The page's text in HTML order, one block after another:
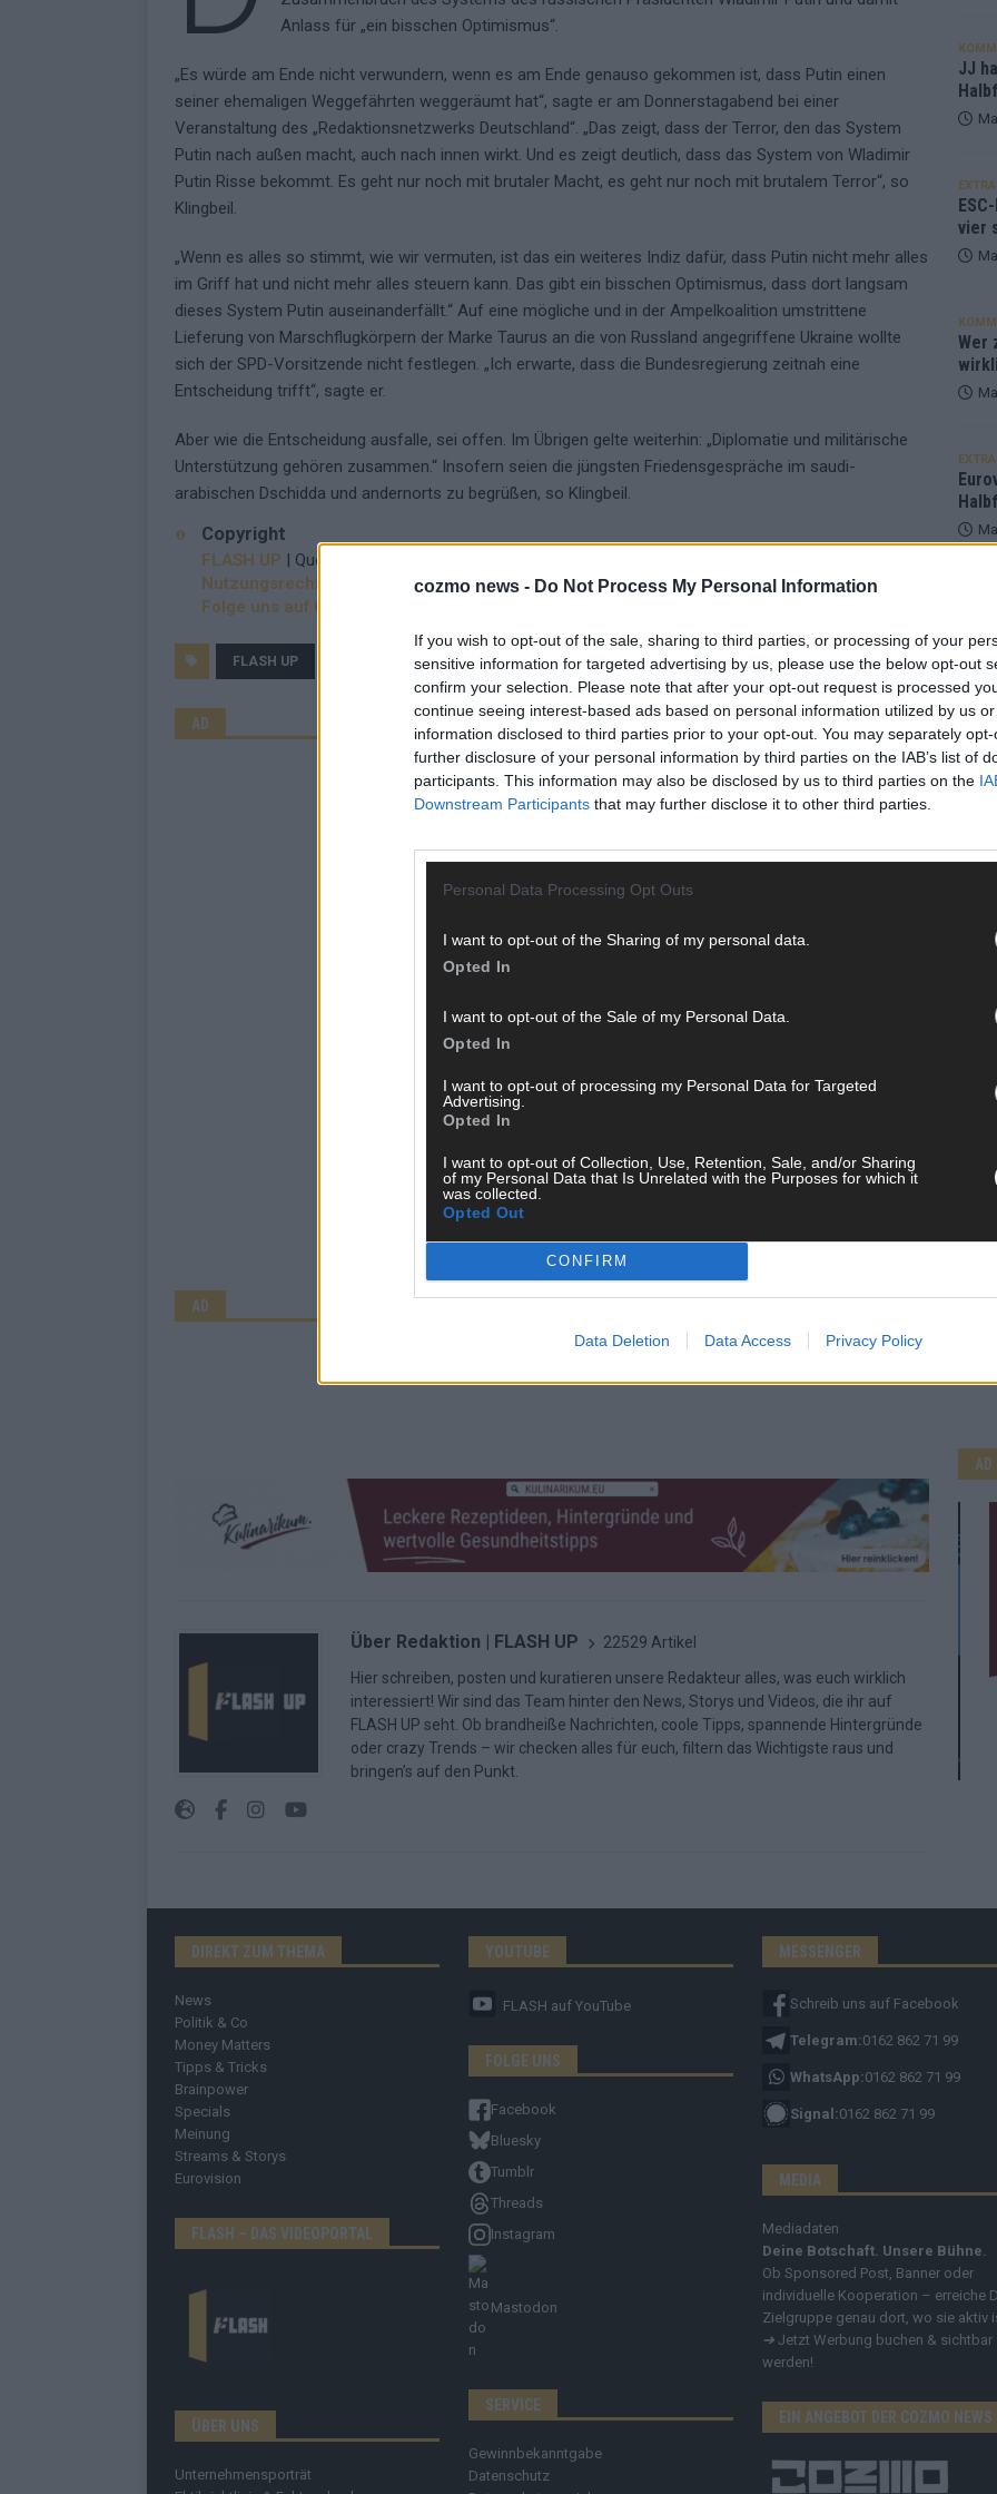
cozmo news - Do Not Process My Personal Information
If you wish to opt-out of the sale, sharing to third parties, or processing of your
sensitive information for targeted advertising by us, please use the below opt-out
confirm your selection. Please note that after your opt-out request is processed
continue seeing interest-based ads based on personal information utilized by us
information disclosed to third parties prior to your opt-out. You may separately
further disclosure of your personal information by third parties on the IAB’s list of
participants. This information may also be disclosed by us to third parties on the
Downstream Participants that may further disclose it to other third parties.
Personal Data Processing Opt Outs
I want to opt-out of the Sharing of my personal data.
Opted In
I want to opt-out of the Sale of my Personal Data.
Opted In
I want to opt-out of processing my Personal Data for Targeted
Advertising.
Opted In
I want to opt-out of Collection, Use, Retention, Sale, and/or Sharing
of my Personal Data that Is Unrelated with the Purposes for which it
was collected.
Opted Out
CONFIRM
Data Deletion Data Access Privacy Policy
Anlass für „ein bisschen Optimismus“.
„Es würde am Ende nicht verwundern, wenn es am Ende genauso gekommen ist, dass Putin einen
seiner ehemaligen Weggefährten weggeräumt hat“, sagte er am Donnerstagabend bei einer
Veranstaltung des „Redaktionsnetzwerks Deutschland“. „Das zeigt, dass der Terror, den das System
Putin nach außen macht, auch nach innen wirkt. Und es zeigt deutlich, dass das System von Wladimir
Putin Risse bekommt. Es geht nur noch mit brutaler Macht, es geht nur noch mit brutalem Terror“, so
Klingbeil.
„Wenn es alles so stimmt, wie wir vermuten, ist das ein weiteres Indiz dafür, dass Putin nicht mehr alles
im Griff hat und nicht mehr alles steuern kann. Das gibt ein bisschen Optimismus, dass dort langsam
dieses System Putin auseinanderfällt.“ Auf eine mögliche und in der Ampelkoalition umstrittene
Lieferung von Marschflugkörpern der Marke Taurus an die von Russland angegriffene Ukraine wollte
sich der SPD-Vorsitzende nicht festlegen. „Ich erwarte, dass die Bundesregierung zeitnah eine
Entscheidung trifft“, sagte er.
Aber wie die Entscheidung ausfalle, sei offen. Im Übrigen gelte weiterhin: „Diplomatie und militärische
Unterstützung gehören zusammen.“ Insofern seien die jüngsten Friedensgespräche im saudi-
arabischen Dschidda und andernorts zu begrüßen, so Klingbeil.
Copyright
FLASH UP | Quelle: dts Nachrichtenagentur
Nutzungsrechte erwerben?
Folge uns auf Google News
FLASH UP RUSSLAND SPD
AD
AD
Über Redaktion | FLASH UP 22529 Artikel
Hier schreiben, posten und kuratieren unsere Redakteur alles, was euch wirklich
interessiert! Wir sind das Team hinter den News, Storys und Videos, die ihr auf
FLASH UP seht. Ob brandheiße Nachrichten, coole Tipps, spannende Hintergründe
oder crazy Trends – wir checken alles für euch, filtern das Wichtigste raus und
bringen’s auf den Punkt.
JJ
EXTRA
vier
Wer
EXTRA
AD
DIREKT ZUM THEMA
News
Politik & Co
Money Matters
Tipps & Tricks
Brainpower
Specials
Meinung
Streams & Storys
Eurovision
FLASH – DAS VIDEOPORTAL
ÜBER UNS
Unternehmensporträt
YOUTUBE
FLASH auf YouTube
FOLGE UNS
Facebook
Bluesky
Tumblr
Threads
Instagram
Mastodon
SERVICE
Gewinnbekanntgabe
Datenschutz
MESSENGER
Schreib uns auf Facebook
Telegram:0162 862 71 99
WhatsApp:0162 862 71 99
Signal:0162 862 71 99
MEDIA
Mediadaten
Deine Botschaft. Unsere Bühne.
Ob Sponsored Post, Banner oder
individuelle Kooperation – erreiche
Zielgruppe genau dort, wo sie aktiv
➔ Jetzt Werbung buchen & sichtbar
werden!
EIN ANGEBOT DER COZMO NEWS